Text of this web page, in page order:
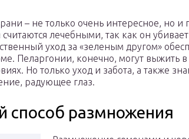
– не только очень интересное, но и
считаются лечебными, так как он
уход за «зеленым другом»
Пеларгонии, конечно, могут выжить в
Но только уход и забота, а также
радующее глаз.
способ размножения